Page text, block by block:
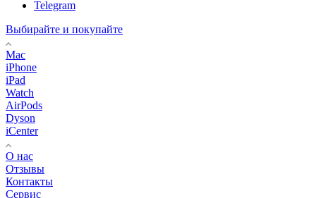
Telegram
Выбирайте и покупайте
Mac
iPhone
iPad
Watch
AirPods
Dyson
iCenter
О нас
Отзывы
Контакты
Сервис